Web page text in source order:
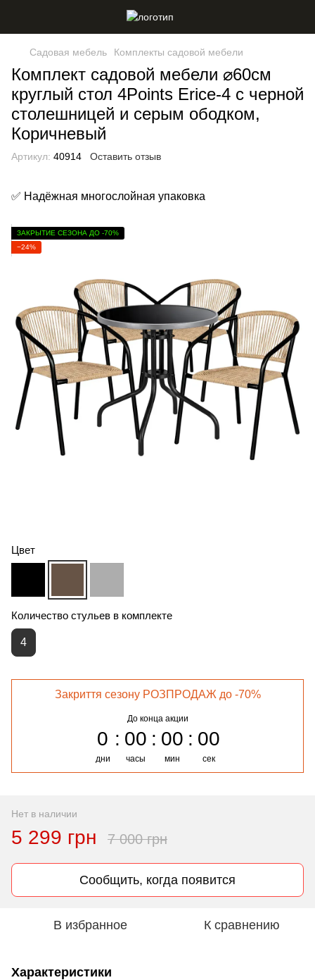
Садовая мебель Комплекты садовой мебели
Комплект садовой мебели ⌀60см
круглый стол 4Points Erice-4 с черной
столешницей и серым ободком,
Коричневый
Артикул: 40914 Оставить отзыв
✅ Надёжная многослойная упаковка
ЗАКРЫТИЕ СЕЗОНА ДО -70%
−24%
Цвет
Количество стульев в комплекте
4
Закриття сезону РОЗПРОДАЖ до -70%
До конца акции
0
дни
00
часы
00
мин
00
сек
Нет в наличии
5 299 грн 7 000 грн
Сообщить, когда появится
В избранное К сравнению
Характеристики